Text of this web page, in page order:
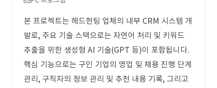
본 프로젝트는 헤드헌팅 업체의 내부 CRM 시스템 개
발로, 주요 기술 스택으로는 자연어 처리 및 키워드
추출을 위한 생성형 AI 기술(GPT 등)이 포함됩니다.
핵심 기능으로는 구인 기업의 영업 및 채용 진행 단계
관리, 구직자의 정보 관리 및 추천 내용 기록, 그리고